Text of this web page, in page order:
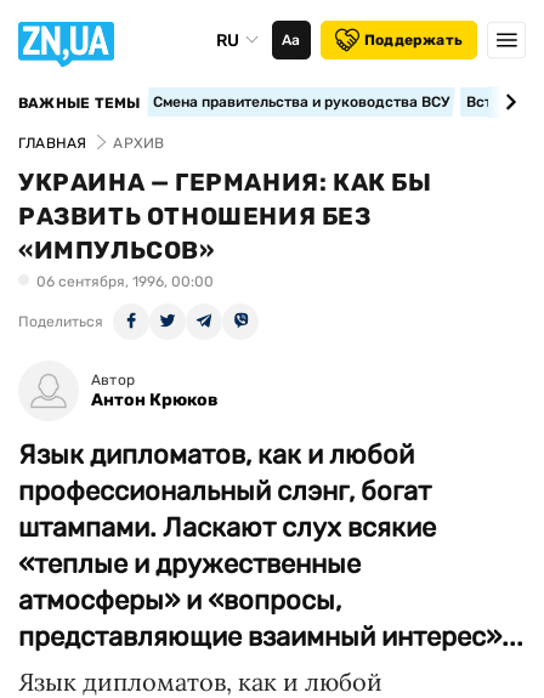
RU Аа Поддержать
ВАЖНЫЕ ТЕМЫ Смена правительства и руководства ВСУ
ГЛАВНАЯ АРХИВ
УКРАИНА — ГЕРМАНИЯ: КАК БЫ
РАЗВИТЬ ОТНОШЕНИЯ БЕЗ
«ИМПУЛЬСОВ»
06 сентября, 1996, 00:00
Поделиться
Автор
Антон Крюков
Язык дипломатов, как и любой
профессиональный слэнг, богат
штампами. Ласкают слух всякие
«теплые и дружественные
атмосферы» и «вопросы,
представляющие взаимный интерес»...
Язык дипломатов, как и любой